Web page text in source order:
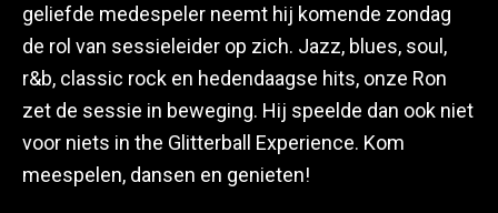
geliefde medespeler neemt hij komende zondag
de rol van sessieleider op zich. Jazz, blues, soul,
r&b, classic rock en hedendaagse hits, onze Ron
zet de sessie in beweging. Hij speelde dan ook niet
voor niets in the Glitterball Experience. Kom
meespelen, dansen en genieten!